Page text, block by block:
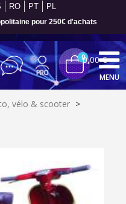
RO PT PL
pour 250€ d'achats
00,00 €
MENU
vélo & scooter >